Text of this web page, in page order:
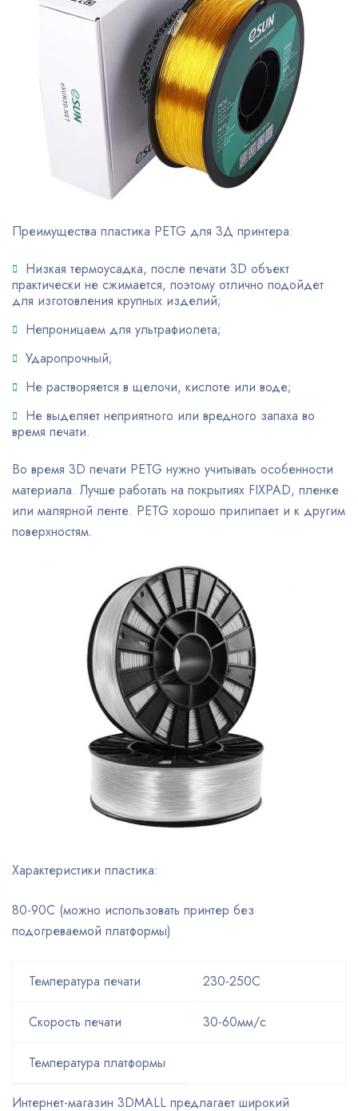
Преимущества пластика PETG для 3Д принтера:
Низкая термоусадка, после печати 3D объект
практически не сжимается, поэтому отлично подойдет
для изготовления крупных изделий;
Непроницаем для ультрафиолета;
Ударопрочный;
Не растворяется в щелочи, кислоте или воде;
Не выделяет неприятного или вредного запаха во
время печати.
Во время 3D печати PETG нужно учитывать особенности
материала. Лучше работать на покрытиях FIXPAD, пленке
или малярной ленте. PETG хорошо прилипает и к другим
поверхностям.
Характеристики пластика:
80-90С (можно использовать принтер без
подогреваемой платформы)
Температура печати 230-250С
Скорость печати 30-60мм/с
Температура платформы
Интернет-магазин 3DMALL предлагает широкий